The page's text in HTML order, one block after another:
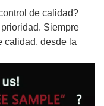
de calidad?
Siempre
calidad, desde la